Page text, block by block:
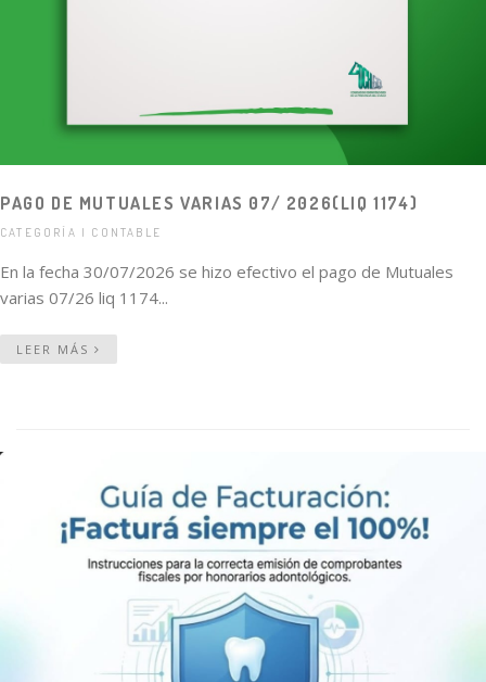
PAGO DE MUTUALES VARIAS 07/ 2026(LIQ 1174)
CATEGORÍA | CONTABLE
En la fecha 30/07/2026 se hizo efectivo el pago de Mutuales
varias 07/26 liq 1174...
LEER MÁS